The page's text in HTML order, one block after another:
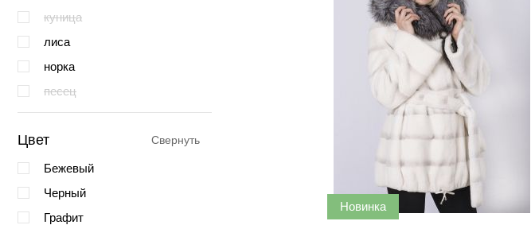
Новинка
куница
лиса
норка
песец
Цвет Свернуть
Бежевый
Черный
Графит